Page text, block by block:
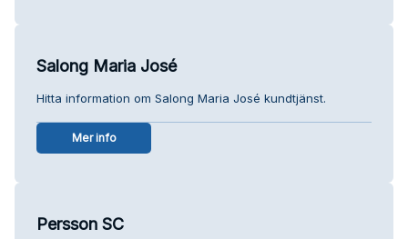
Salong Maria José
Hitta information om Salong Maria José kundtjänst.
Mer info
Persson SC